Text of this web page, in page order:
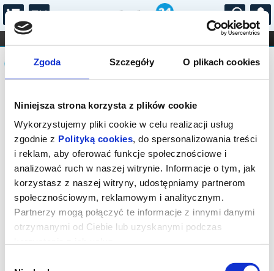
Zgoda Szczegóły O plikach cookies
Niniejsza strona korzysta z plików cookie
Wykorzystujemy pliki cookie w celu realizacji usług
zgodnie z Polityką cookies, do spersonalizowania treści
i reklam, aby oferować funkcje społecznościowe i
analizować ruch w naszej witrynie. Informacje o tym, jak
korzystasz z naszej witryny, udostępniamy partnerom
społecznościowym, reklamowym i analitycznym.
Partnerzy mogą połączyć te informacje z innymi danymi
otrzymanymi od Ciebie lub uzyskanymi podczas
...
FILHARMONIA OPERA I BALET
STAND-UP
DLA DZIECI
Komunikat
Sprzedaż biletów on-line na wydarzenie
została zakończona.